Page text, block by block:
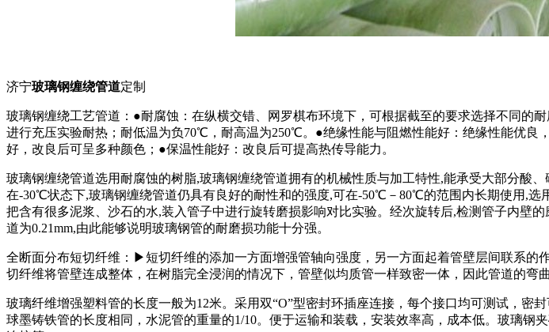
济宁玻璃钢缠绕管道定制
玻璃钢缠绕工艺管道：●耐腐蚀：在纵横交错、网罗棋布环境下，可根据截至的要求选择不同的
进行充压实验耐热；耐低温为负70℃，耐高温为250℃。●绝缘性能与阻燃性能好：绝缘性能优
好，改良后可呈多种颜色；●保温性能好：改良后可提高热传导能力。
玻璃钢缠绕管道选用耐腐蚀的树脂,玻璃钢缠绕管道拥有的机械性质与加工特性,能承受大部分酸
在-30℃状态下,玻璃钢缠绕管道仍具有良好的耐性和的强度,可在-50℃－80℃的范围内长期使用,
把含有很多泥浆、沙石的水,装入管子中进行旋转磨损影响对比实验。经次旋转后,检测管子内壁
道为0.21mm,由此能够说明玻璃钢管的耐磨损功能十分强。
全断面分布短切纤维：▶短切纤维的添加一方面增强管轴向强度，另一方面起着管壁层间联系
切纤维将管壁连成整体，在树脂完全浸润的情况下，管壁似均质管一样致密一体，因此管道的弯
玻璃纤维增强塑料管的长度一般为12米。采用双“O”型密封环插座连接，每个接口均可测试，密
球墨铸铁管的长度相同，水泥管的重量的1/10。便于运输和装载，安装效率高，成本低。玻璃钢